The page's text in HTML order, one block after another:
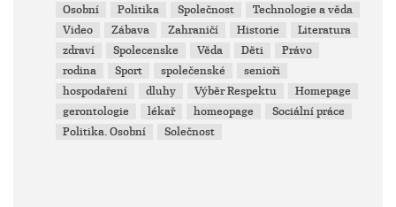
Osobní
Politika Společnost
Technologie a věda
Video
Zábava Zahraničí Historie
Literatura
zdraví
Spolecenske Věda Děti
Právo
rodina
Sport společenské
senioři
hospodaření
dluhy Výběr Respektu
Homepage
gerontologie
lékař homeopage
Sociální práce
Politika. Osobní
Solečnost